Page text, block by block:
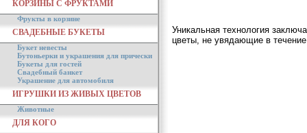
КОРЗИНЫ С ФРУКТАМИ
Фрукты в корзине
СВАДЕБНЫЕ БУКЕТЫ
Букет невесты
Бутоньерки и украшения для прически
Букеты для гостей
Свадебный банкет
Украшение для автомобиля
ИГРУШКИ ИЗ ЖИВЫХ ЦВЕТОВ
Животные
ДЛЯ КОГО
Уникальная технология
цветы, не увядающие в